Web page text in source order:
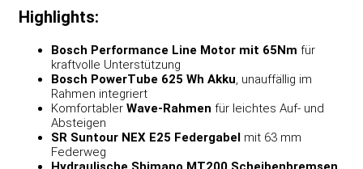
Highlights:
Bosch Performance Line Motor mit 65Nm für
kraftvolle Unterstützung
Bosch PowerTube 625 Wh Akku , unauffällig im
Rahmen integriert
Komfortabler Wave-Rahmen für leichtes Auf- und
Absteigen
SR Suntour NEX E25 Federgabel mit 63 mm
Federweg